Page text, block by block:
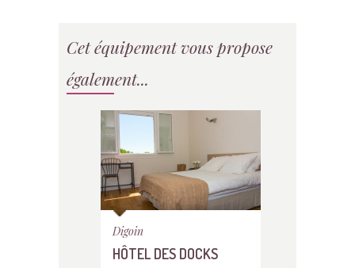
Cet équipement vous propose
également...
Digoin
HÔTEL DES DOCKS